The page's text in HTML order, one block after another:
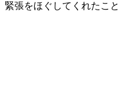
緊張をほぐしてくれたこ